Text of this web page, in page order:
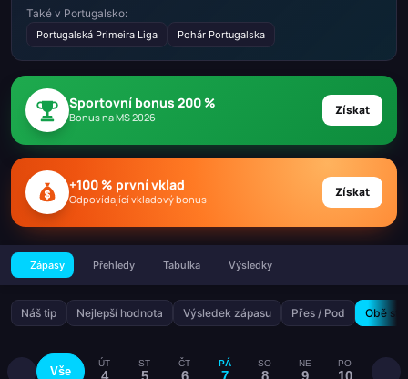
Také v Portugalsko:
Portugalská Primeira Liga Pohár Portugalska
Sportovní bonus 200 %
Bonus na MS 2026 Získat
+100 % první vklad
Odpovídající vkladový bonus Získat
Zápasy Přehledy Tabulka Výsledky
Náš tip Nejlepší hodnota Výsledek zápasu Přes / Pod Obě
Vše
ÚT
4
ST
5
ČT
6
PÁ
7
SO
8
NE
9
PO
10